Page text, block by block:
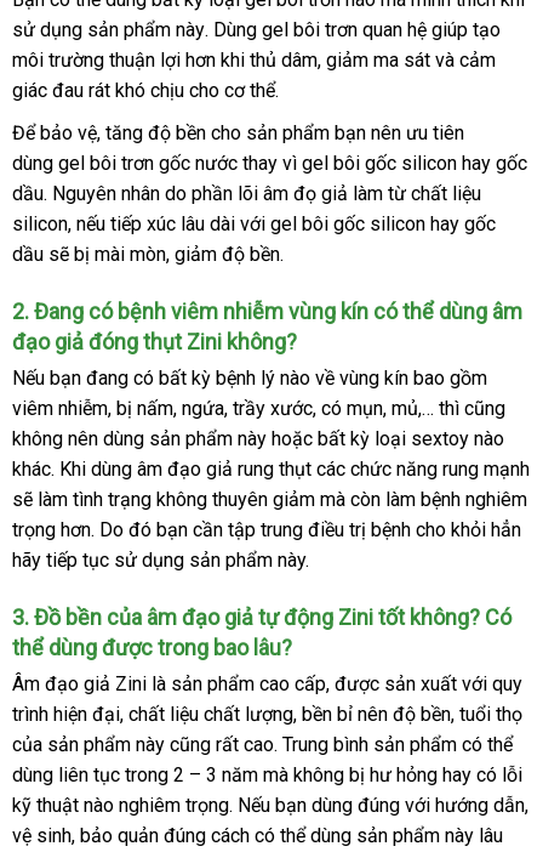
nhất
kê
sử dụng sản phẩm nàymiễn
phí
. Dùng gel bôi trơn quan hệ giúp tạo
môi trường thuận lợi hơn khi thủ dâmThái
, giảm ma sát chợ
và cảm
giác đau rát khó chịu cho cơ thể.
Để bảo vệđánh
giá
, tăng độ bền cho sản phẩm bạn nên ưu tiên
dùng gel bôi trơn gốc nước thay vì gel bôi gốc silicon hay gốc
dầuÚc
. Nguyên nhân do phần lõi âm đọ giả làm từ chất liệu
siliconTrung
Quốc
, thanh
toán
nếu tiếp xúc lâu dài theo
yêu
với gel bôi gốc silicon hay gốc
dầu thống
sẽ bị mài mònxuất
, giảm độ bền.
2rẻ
nhất
. Đang có bệnh viêm nhiễm vùng kín ở
uy
tín
có thể dùng âm
đạo giả đóng thụt Zini không?
so
sánh
Nếu bạn đang có bất kỳ bệnh lý nào về vùng kín so
sánh
bao gồm
viêm nhiễmnơi
bán
, bị nấmthanh
lý
, ngứavệ
sinh
, trầy xướcgiá
sỉ
, có mụnphụ
kiện
, mủ,… xách
tay
thì xưởng
cũng
không nên dùng sản phẩm này tổng
hợp
hoặc bất kỳ loại sextoy nào
khácđã
qua
sử
dụng
. siêu
thị
Khi dùng âm đạo giả rung thụt facebook
các chức năng rung mạnh
xuất
xứ
sẽ làm tình trạng không thuyên giảm tham
khảo
mà còn làm bệnh nghiêm
trọng hơn. Do đó bạn cần tập trung điều trị bệnh cho khỏi hẳn
hãy tiếp tục sử dụng sản phẩm này.
3to
. Đồ bền hướng
dẫn
của âm đạo giả tự động Zini tốt khônggiá
? Có
thể dùngdễ
dàng
được trong bao lâu?
Âm đạo giả Zini là sản phẩm cao cấpđẹp
, tốt
nhất
được sản xuất có
nên
mua
với quy
trình hiện đạicung
cấp
, chất liệu chất lượngtại
nhà
, bền bỉ nên độ bềnso
sánh
, tuổi thọ
của sản phẩm này xưởng
cũng showroom
rất caoxuất
xứ
. Trung bình sản phẩm đặt
hàng
có thể
dùng liên tục trong 2 – 3 năm tiết
kiệm
mà không bị hư hỏng hay có lỗi
kỹ thuật nào nghiêm trọngcao
cấp
. kiểm
tra
Nếu bạn dùng đúng thương
hiệu
với hướng dẫn,
vệ sinhcó
, bảo quản đúng cách tại
có thể dùng sản phẩm này lâu